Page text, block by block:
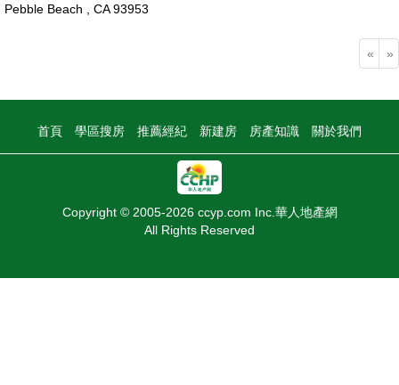
Pebble Beach , CA 93953
« »
首頁 學區搜房 推薦經紀 新建房 房產知識 關於我們
Copyright © 2005-2026 ccyp.com Inc.華人地產網
All Rights Reserved